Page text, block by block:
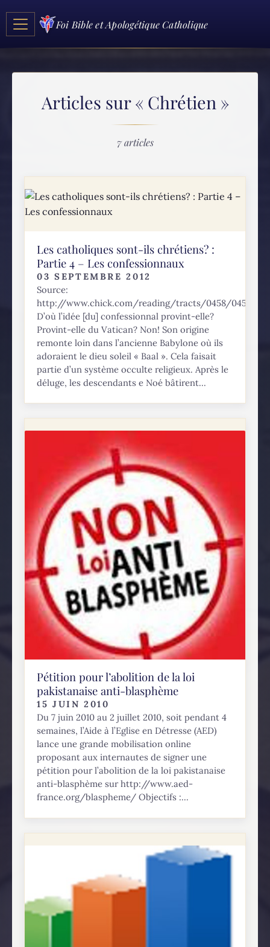
Foi Bible et Apologétique Catholique
Articles sur « Chrétien »
7 articles
Les catholiques sont-ils chrétiens? :
Partie 4 – Les confessionnaux
03 SEPTEMBRE 2012
Source:
http://www.chick.com/reading/tracts/0458/
D’où l’idée [du] confessionnal provint-elle?
Provint-elle du Vatican? Non! Son origine
remonte loin dans l’ancienne Babylone où ils
adoraient le dieu soleil « Baal ». Cela faisait
partie d’un système occulte religieux. Après le
déluge, les descendants e Noé bâtirent...
Pétition pour l’abolition de la loi
pakistanaise anti-blasphème
15 JUIN 2010
Du 7 juin 2010 au 2 juillet 2010, soit pendant 4
semaines, l’Aide à l’Eglise en Détresse (AED)
lance une grande mobilisation online
proposant aux internautes de signer une
pétition pour l’abolition de la loi pakistanaise
anti-blasphème sur http://www.aed-
france.org/blaspheme/ Objectifs :...